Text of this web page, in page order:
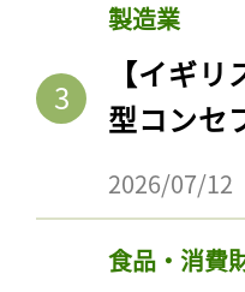
製造業
【イギ
型コンセ
2026/07/12
食品・消費